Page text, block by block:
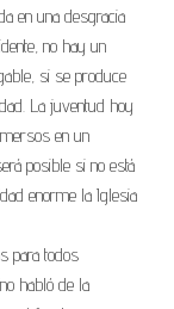
en una desgracia
no hay un
si se produce
La juventud hoy
en un
posible si no está
enorme la Iglesia
para todos
habló de la